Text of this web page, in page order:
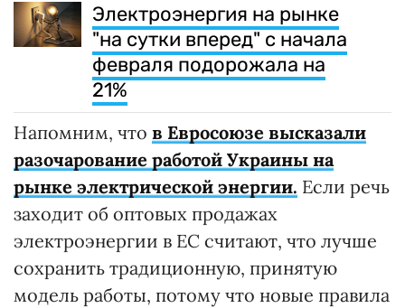
Электроэнергия на рынке
"на сутки вперед" с начала
февраля подорожала на
21%
Напомним, что в Евросоюзе высказали
разочарование работой Украины на
рынке электрической энергии. Если речь
заходит об оптовых продажах
электроэнергии в ЕС считают, что лучше
сохранить традиционную, принятую
модель работы, потому что новые правила